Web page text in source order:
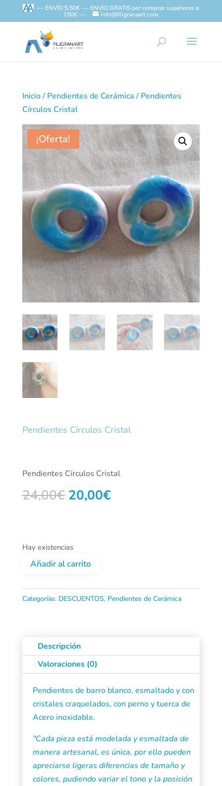
--- ENVÍO 5.50€ --- ENVÍO GRATIS por compras superiores a
150€---
info@filigranaart.com
Inicio/ Pendientes de Cerámica / Pendientes
Círculos Cristal
¡Oferta!
Pendientes Círculos Cristal
24,00€ El
24,00€.
20,00€El
Pendientes Círculos Cristal
Hay existencias
Círculos
Añadir al carrito
Categorías: DESCUENTOS, Pendientes de Cerámica
Descripción
Valoraciones (0)
Pendientes de barro blanco, esmaltado y con
cristales craquelados, con perno y tuerca de
Acero inoxidable.
"Cada pieza está modelada y esmaltada de
manera artesanal, es única, por ello pueden
apreciarse ligeras diferencias de tamaño y
colores, pudiendo variar el tono y la posición